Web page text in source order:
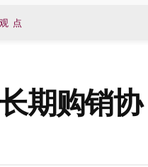
观 点
期购销协